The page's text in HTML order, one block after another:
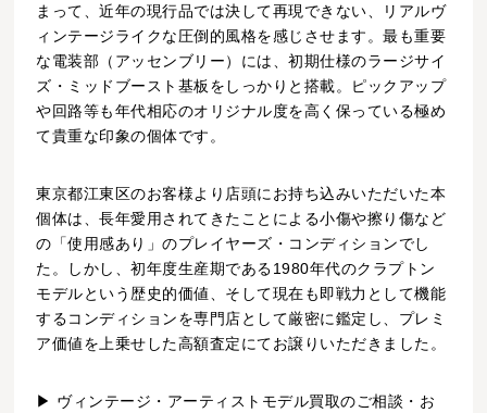
まって、近年の現行品では決して再現できない、リアルヴ
ィンテージライクな圧倒的風格を感じさせます。最も重要
な電装部（アッセンブリー）には、初期仕様のラージサイ
ズ・ミッドブースト基板をしっかりと搭載。ピックアップ
や回路等も年代相応のオリジナル度を高く保っている極め
て貴重な印象の個体です。
東京都江東区のお客様より店頭にお持ち込みいただいた本
個体は、長年愛用されてきたことによる小傷や擦り傷など
の「使用感あり」のプレイヤーズ・コンディションでし
た。しかし、初年度生産期である1980年代のクラプトン
モデルという歴史的価値、そして現在も即戦力として機能
するコンディションを専門店として厳密に鑑定し、プレミ
ア価値を上乗せした高額査定にてお譲りいただきました。
▶ ヴィンテージ・アーティストモデル買取のご相談・お